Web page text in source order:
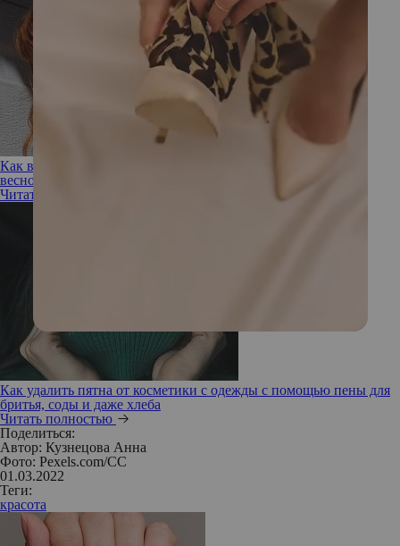
Как выглядит челка «горлышко бутылки» — самая модная
весной 2022
Читать полностью
Как удалить пятна от косметики с одежды с помощью пены для
бритья, соды и даже хлеба
Читать полностью
Поделиться:
Автор: Кузнецова Анна
Фото: Pexels.com/CC
01.03.2022
Теги:
красота